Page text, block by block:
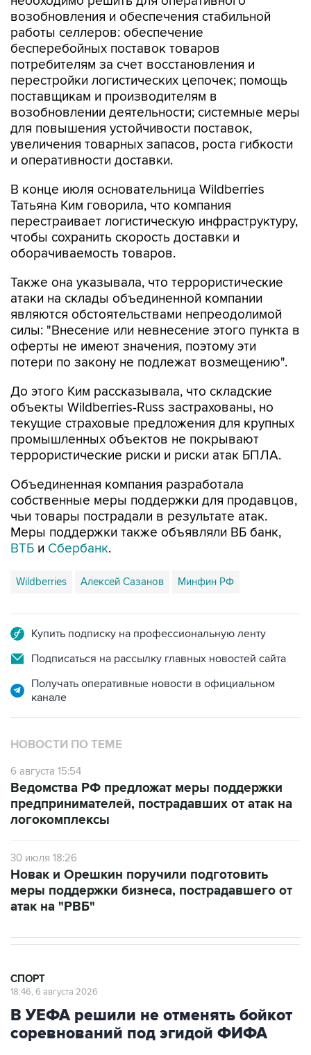
возобновления и обеспечения стабильной
работы селлеров: обеспечение
бесперебойных поставок товаров
потребителям за счет восстановления и
перестройки логистических цепочек; помощь
поставщикам и производителям в
возобновлении деятельности; системные меры
для повышения устойчивости поставок,
увеличения товарных запасов, роста гибкости
и оперативности доставки.
В конце июля основательница Wildberries
Татьяна Ким говорила, что компания
перестраивает логистическую инфраструктуру,
чтобы сохранить скорость доставки и
оборачиваемость товаров.
Также она указывала, что террористические
атаки на склады объединенной компании
являются обстоятельствами непреодолимой
силы: "Внесение или невнесение этого пункта в
оферты не имеют значения, поэтому эти
потери по закону не подлежат возмещению".
До этого Ким рассказывала, что складские
объекты Wildberries-Russ застрахованы, но
текущие страховые предложения для крупных
промышленных объектов не покрывают
террористические риски и риски атак БПЛА.
Объединенная компания разработала
собственные меры поддержки для продавцов,
чьи товары пострадали в результате атак.
Меры поддержки также объявляли ВБ банк,
ВТБ и Сбербанк.
Wildberries Алексей Сазанов Минфин РФ
Купить подписку на профессиональную ленту
Подписаться на рассылку главных новостей сайта
Получать оперативные новости в официальном
канале
НОВОСТИ ПО ТЕМЕ
6 августа 15:54
Ведомства РФ предложат меры поддержки
предпринимателей, пострадавших от атак на
логокомплексы
30 июля 18:26
Новак и Орешкин поручили подготовить
меры поддержки бизнеса, пострадавшего от
атак на "РВБ"
СПОРТ
18:46, 6 августа 2026
В УЕФА решили не отменять бойкот
соревнований под эгидой ФИФА